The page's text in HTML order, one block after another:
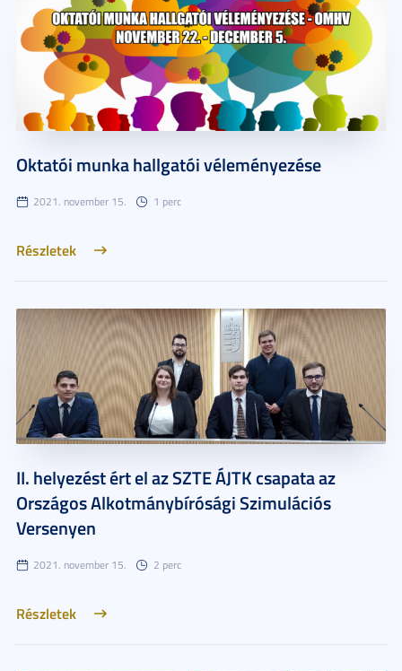
Oktatói munka hallgatói véleményezése
2021. november 15. 1 perc
Részletek
II. helyezést ért el az SZTE ÁJTK csapata az
Országos Alkotmánybírósági Szimulációs
Versenyen
2021. november 15. 2 perc
Részletek